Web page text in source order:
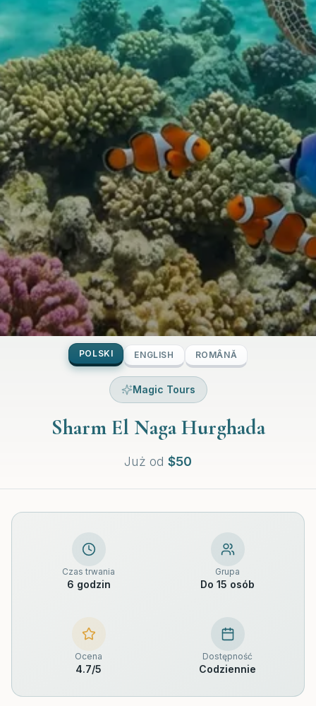
POLSKI ENGLISH ROMÂNĂ
Magic Tours
Sharm El Naga Hurghada
Już od $50
Czas trwania
6 godzin
Grupa
Do 15 osób
Ocena
4.7/5
Dostępność
Codziennie